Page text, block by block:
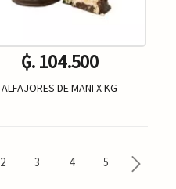
₲. 104.500
ALFAJORES DE MANI X KG
2 3 4 5